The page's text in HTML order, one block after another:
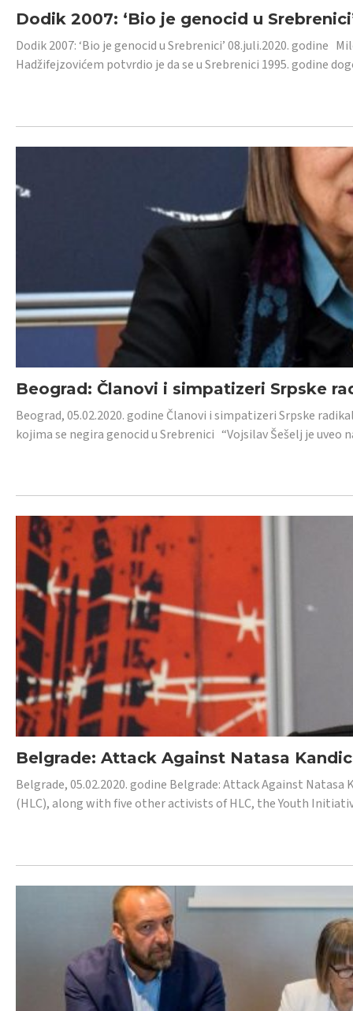
Dodik 2007: ‘Bio je genocid u
Dodik 2007: ‘Bio je genocid u Srebrenici’ 08.juli.2020. godine
Hadžifejzovićem potvrdio je da se u Srebrenici 1995. godine
Beograd: Članovi i simpatizeri Srpske
Beograd, 05.02.2020. godine Članovi i simpatizeri Srpske
kojima se negira genocid u Srebrenici “Vojsilav Šešelj je uveo
Belgrade: Attack Against Natasa
Belgrade, 05.02.2020. godine Belgrade: Attack Against
(HLC), along with five other activists of HLC, the Youth